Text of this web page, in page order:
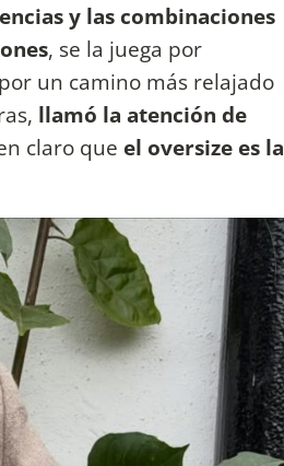
y las combinaciones
, se la juega por
un camino más relajado
llamó la atención de
claro que el oversize es la